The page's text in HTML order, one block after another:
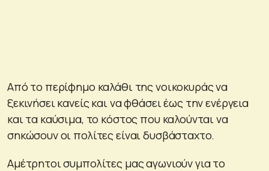
Από το περίφημο καλάθι της νοικοκυράς να
ξεκινήσει κανείς και να φθάσει έως την ενέργεια
και τα καύσιμα, το κόστος που καλούνται να
σηκώσουν οι πολίτες είναι δυσβάσταχτο.
Αμέτρητοι συμπολίτες μας αγωνιούν για το